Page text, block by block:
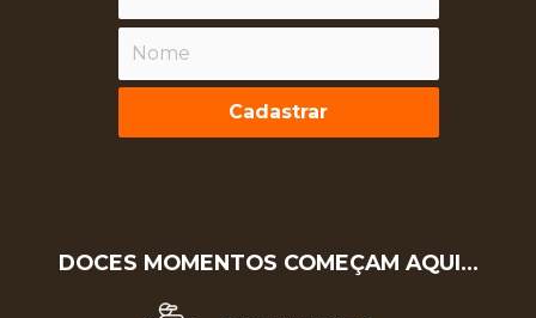
Cadastrar
DOCES MOMENTOS COMEÇAM AQUI…